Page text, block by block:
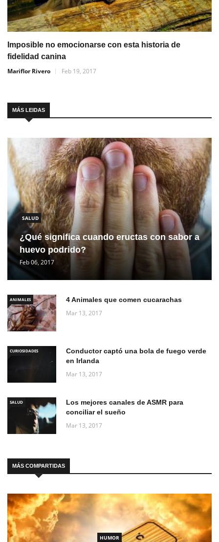
Imposible no emocionarse con esta historia de
fidelidad canina
Mariflor Rivero
Feb 19, 2017
MÁS LEIDAS
SALUD
¿Qué significa cuando eructas con sabor a
huevo podrido?
Feb 06, 2017
ANIMALES 4 Animales que comen cucarachas
Mar 13, 2017
CURIOSIDADES
Conductor captó una bola de fuego verde
en Irlanda
Mar 13, 2017
SALUD
Los mejores canales de ASMR para
conciliar el sueño
Mar 13, 2017
MÁS COMPARTIDAS
HUMOR